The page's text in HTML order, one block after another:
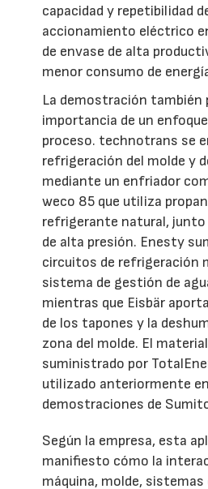
capacidad y repetibilidad
accionamiento eléctrico
de envase de alta
menor consumo de
La demostración también
importancia de un
proceso. technotrans se
refrigeración del molde y
mediante un enfriador
weco 85 que utiliza
refrigerante natural, junto
de alta presión. Enesty
circuitos de refrigeración
sistema de gestión de
mientras que Eisbär
de los tapones y la
zona del molde. El
suministrado por
utilizado anteriormente
demostraciones de
Según la empresa, esta
manifiesto cómo la
máquina, molde,